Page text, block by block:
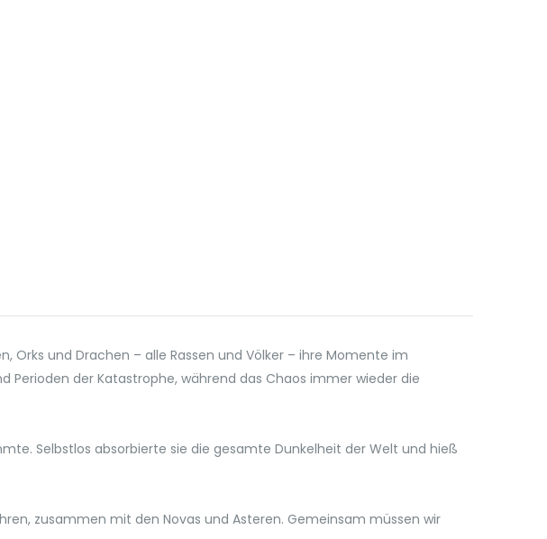
Orks und Drachen – alle Rassen und Völker – ihre Momente im
Perioden der Katastrophe, während das Chaos immer wieder die
Selbstlos absorbierte sie die gesamte Dunkelheit der Welt und hieß
zusammen mit den Novas und Asteren. Gemeinsam müssen wir